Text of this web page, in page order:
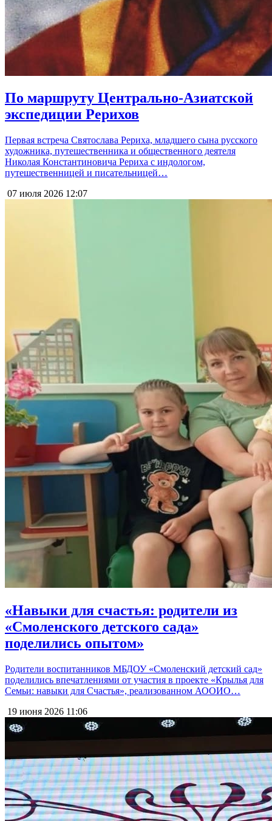
По маршруту Центрально-Азиатской
экспедиции Рерихов
Первая встреча Святослава Рериха, младшего сына русского
художника, путешественника и общественного деятеля
Николая Константиновича Рериха с индологом,
путешественницей и писательницей…
07 июля 2026 12:07
«Навыки для счастья: родители из
«Смоленского детского сада»
поделились опытом»
Родители воспитанников МБДОУ «Смоленский детский сад»
поделились впечатлениями от участия в проекте «Крылья для
Семьи: навыки для Счастья», реализованном АООИО…
19 июня 2026 11:06